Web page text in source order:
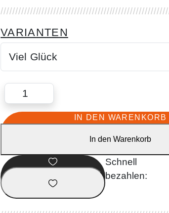
VARIANTEN
IN DEN WARENKORB
In den Warenkorb